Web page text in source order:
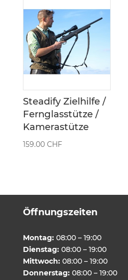
Steadify Zielhilfe /
Fernglasstütze /
Kamerastütze
159.00 CHF
Öffnungszeiten
Montag: 08:00 – 19:00
Dienstag: 08:00 – 19:00
Mittwoch: 08:00 – 19:00
Donnerstag: 08:00 – 19:00